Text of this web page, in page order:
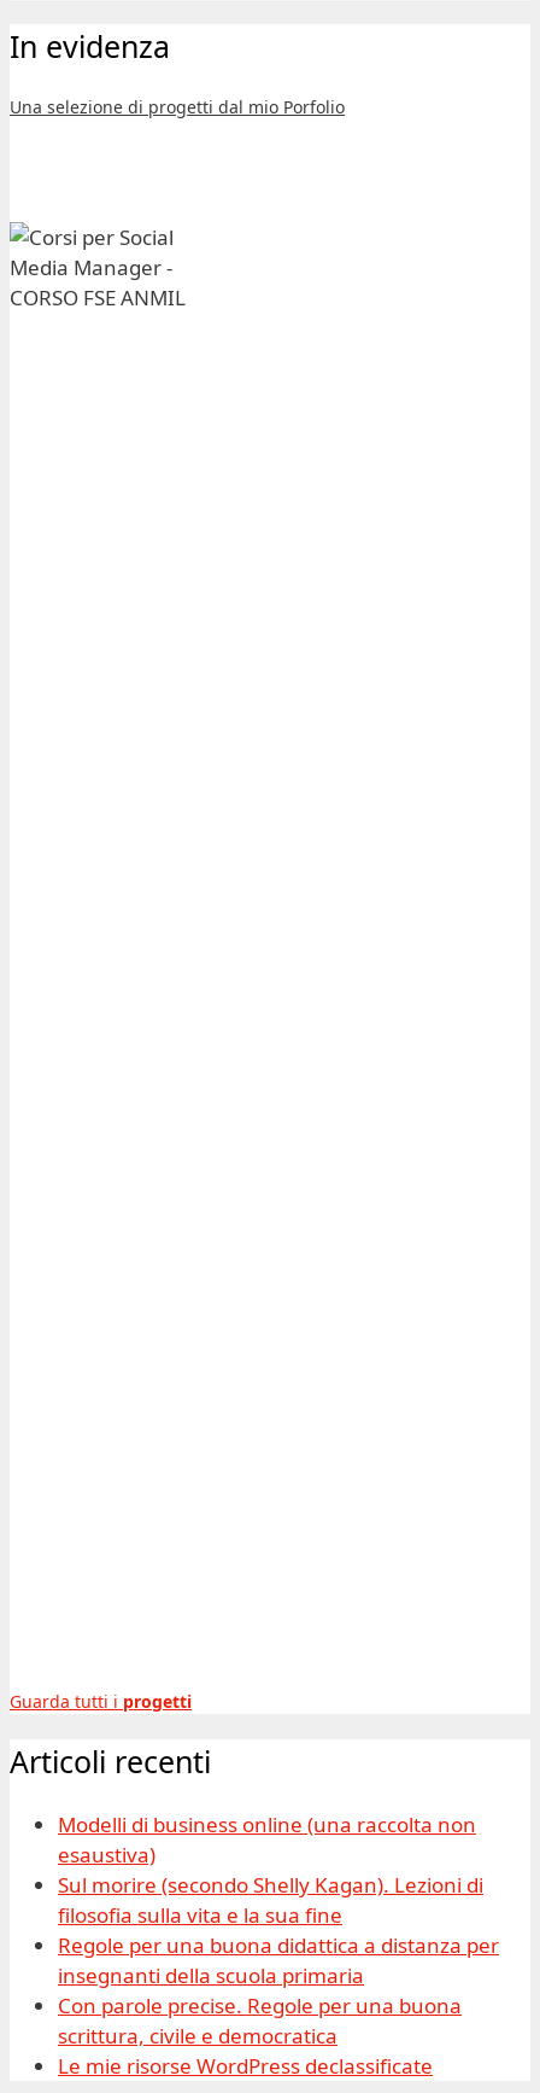
In evidenza
Una selezione di progetti dal mio Porfolio